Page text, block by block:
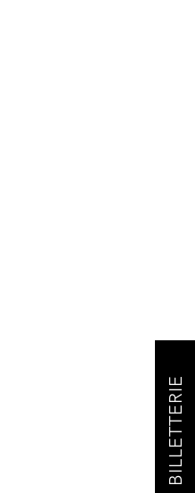
BILLETTERIE